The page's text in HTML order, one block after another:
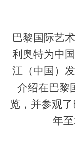
巴黎国际艺
利奥特为中
江（中国）
介绍在巴黎
览，并参观
年